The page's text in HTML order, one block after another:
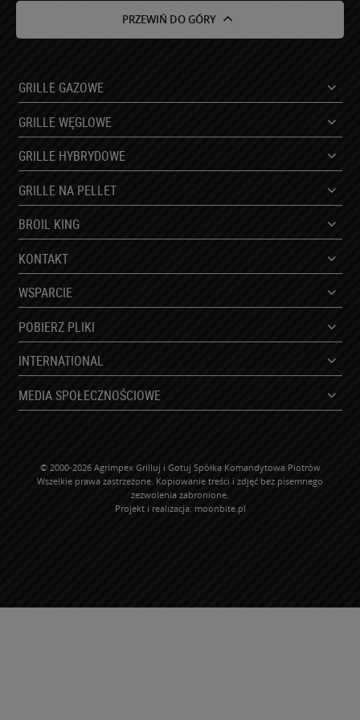
przed jej cofnięciem.
Posiada Pani/Pan prawo wniesienia skargi do organu
momentu wycofania zgody.
brak podania danych osobowych uniemożliwi realizację
Podane dane nie będą podlegały profilowaniu.
PRZEWIŃ DO GÓRY
GRILLE GAZOWE
GRILLE WĘGLOWE
GRILLE HYBRYDOWE
GRILLE NA PELLET
BROIL KING
KONTAKT
WSPARCIE
POBIERZ PLIKI
INTERNATIONAL
MEDIA SPOŁECZNOŚCIOWE
© 2000-2026 Agrimpex Grilluj i Gotuj Spółka Komandytowa Piotrów
Wszelkie prawa zastrzeżone. Kopiowanie treści i zdjęć bez pisemnego
zezwolenia zabronione.
Projekt i realizacja: moonbite.pl